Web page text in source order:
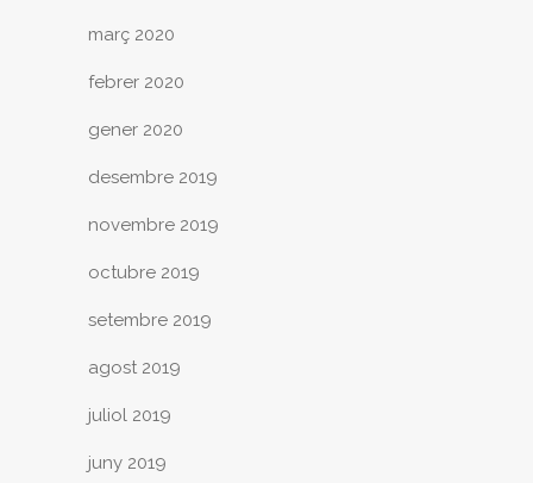
març 2020
febrer 2020
gener 2020
desembre 2019
novembre 2019
octubre 2019
setembre 2019
agost 2019
juliol 2019
juny 2019